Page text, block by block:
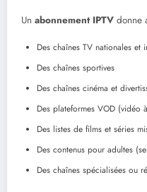
Un abonnement IPTV donne
Des chaînes TV nationales et
Des chaînes sportives
Des chaînes cinéma et
Des plateformes VOD (vidéo
Des listes de films et séries
Des contenus pour adultes
Des chaînes spécialisées ou